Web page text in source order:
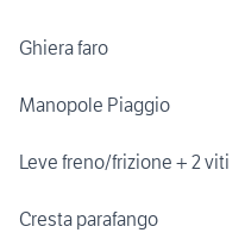
Ghiera faro
Manopole Piaggio
Leve freno/frizione + 2 viti
Cresta parafango